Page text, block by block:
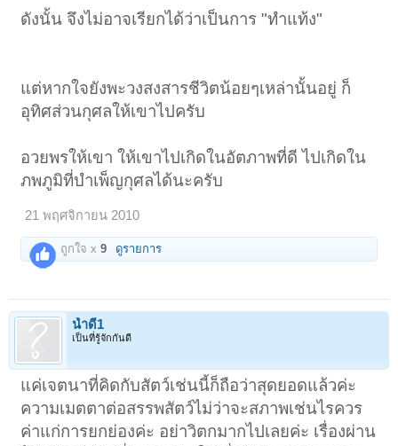
ดังนั้น จึงไม่อาจเรียกได้ว่าเป็นการ "ทำแท้ง"
แต่หากใจยังพะวงสงสารชีวิตน้อยๆเหล่านั้นอยู่ ก็
อุทิศส่วนกุศลให้เขาไปครับ
อวยพรให้เขา ให้เขาไปเกิดในอัตภาพที่ดี ไปเกิดใน
ภพภูมิที่บำเพ็ญกุศลได้นะครับ
21 พฤศจิกายน 2010
ถูกใจ x9 ดูรายการ
น้ำดี1
เป็นที่รู้จักกันดี
แค่เจตนาที่คิดกับสัตว์เช่นนี้ก็ถือว่าสุดยอดแล้วค่ะ
ความเมตตาต่อสรรพสัตว์ไม่ว่าจะสภาพเช่นไรควร
ค่าแก่การยกย่องค่ะ อย่าวิตกมากไปเลยค่ะ เรื่องผ่าน